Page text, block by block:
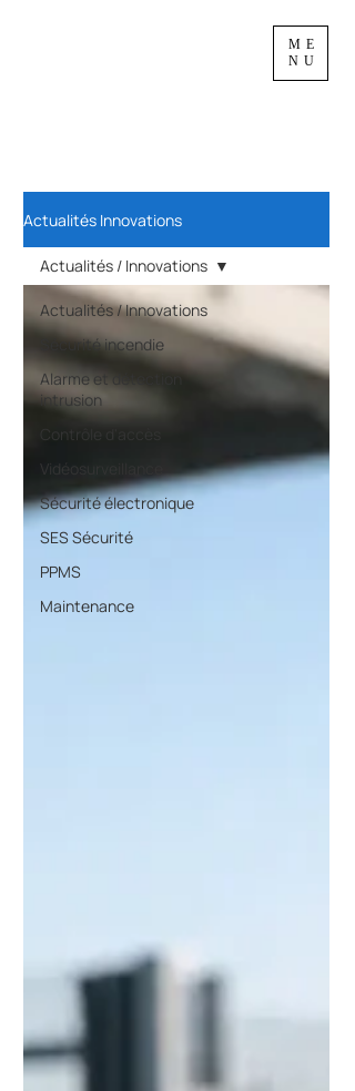
ME
NU
Actualités Innovations
Actualités / Innovations
Sécurité incendie
Alarme et détection
intrusion
Vidéosurveillance
Sécurité électronique
SES Sécurité
PPMS
Maintenance
Actualités / Innovations